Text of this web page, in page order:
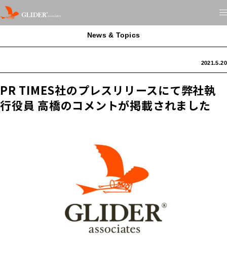
News & Topics
2021.5.20
PR TIMES社のプレスリリースにて弊社執
行役員 高橋のコメントが掲載されました